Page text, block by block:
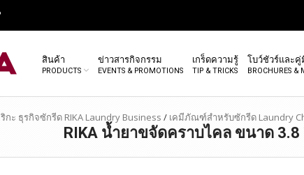
สินค้า
PRODUCTS
ข่าวสารกิจกรรม
EVENTS & PROMOTIONS
เกร็ดความรู้
TIP & TRICKS
โบว์ชัวร์และคู่
BROCHURES &
ริกะ ธุรกิจซักรีด RIKA Laundry Business / เคมีภัณฑ์สำหรับซักรีด Laundry
RIKA น้ำยาขจัดคราบไคล ขนาด 3.8